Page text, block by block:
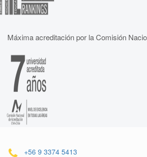
Máxima acreditación por la Comisión
+56 9 3374 5413